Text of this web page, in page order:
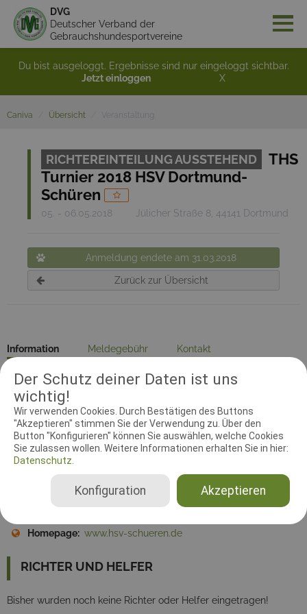
Der Schutz deiner Daten ist uns
wichtig!
Wir verwenden Cookies. Durch Bestätigen des Buttons
"Akzeptieren" stimmen Sie der Verwendung zu. Über den
Button "Konfigurieren" können Sie auswählen, welche Cookies
Sie zulassen wollen. Weitere Informationen erhalten Sie in hier:
Datenschutz.
Akzeptieren
Konfiguration
DVG
Deutscher Verband der
Gebrauchshundesportvereine
Du bist ausgeloggt. Ergebnisse sind nur eingeloggt sichtbar.
Jetzt einloggen
X
Caniva Übersicht
RICHTEREINTEILUNG AUSSTEHEND
THS
Turnier 2018 HSV Dortmund-
Schüren
05. - 06.05.2018 Jülicher Straße 8, 44141 Dortmund
Anmeldung endete am 31.03.2018
Zurück zur Übersicht
Information Meldegebühr Kontakt
Prüfungsleiter Dokumente
Zeitzone: Europe/Berlin
Meldebeginn: 15.01.2018 00:00:00
Meldeschluss:
Startplätze:50
Begleithundprüfung
Homepage: www.hsv-schueren.de
RICHTER UND HELFER
Bisher wurden noch keine Richter oder Helfer eingetragen!